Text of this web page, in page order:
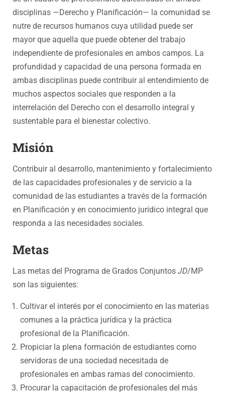
disciplinas —Derecho y Planificación— la comunidad se
nutre de recursos humanos cuya utilidad puede ser
mayor que aquella que puede obtener del trabajo
independiente de profesionales en ambos campos. La
profundidad y capacidad de una persona formada en
ambas disciplinas puede contribuir al entendimiento de
muchos aspectos sociales que responden a la
interrelación del Derecho con el desarrollo integral y
sustentable para el bienestar colectivo.
Misión
Contribuir al desarrollo, mantenimiento y fortalecimiento
de las capacidades profesionales y de servicio a la
comunidad de las estudiantes a través de la formación
en Planificación y en conocimiento jurídico integral que
responda a las necesidades sociales.
Metas
Las metas del Programa de Grados Conjuntos JD/MP
son las siguientes:
Cultivar el interés por el conocimiento en las materias
comunes a la práctica jurídica y la práctica
profesional de la Planificación.
Propiciar la plena formación de estudiantes como
servidoras de una sociedad necesitada de
profesionales en ambas ramas del conocimiento.
Procurar la capacitación de profesionales del más